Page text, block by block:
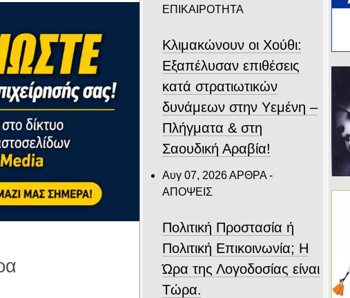
ΕΠΙΚΑΙΡΟΤΗΤΑ
Κλιμακώνουν οι Χούθι:
Eξαπέλυσαν επιθέσεις
κατά στρατιωτικών
δυνάμεων στην Υεμένη –
Πλήγματα & στη
Σαουδική Αραβία!
Αυγ 07, 2026ΑΡΘΡΑ -
ΑΠΟΨΕΙΣ
Πολιτική Προστασία ή
Πολιτική Επικοινωνία; Η
Ώρα της Λογοδοσίας είναι
Τώρα.